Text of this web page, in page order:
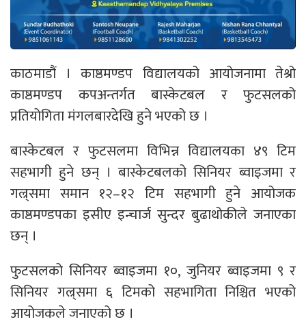
काठमाडौं । काष्ठमण्डप विद्यालयको आयोजनामा तेश्रो
काष्ठमण्डप कपअन्तर्गत बास्केटबल र फुटसलको
प्रतियोगिता मंगलबारदेखि हुने भएको छ ।
बास्केटबल र फुटसलमा विभिन्न विद्यालयका ४९ टिम
सहभागी हुने छन् । बास्केटबलको सिनियर ब्वाइजमा र
गल्र्समा समान १२–१२ टिम सहभागी हुने आयोजक
काष्ठमण्डपका इसीए इन्चार्ज सुन्दर बुढाथोकीले जनाएका
छन् ।
फुटसलको सिनियर ब्वाइजमा १०, जुनियर ब्वाइजमा ९ र
सिनियर गल्र्समा ६ टिमको सहभागिता निश्चित भएको
आयोजकले जनाएको छ ।